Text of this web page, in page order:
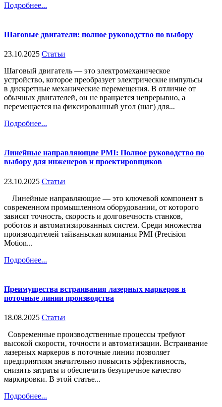
Подробнее...
Шаговые двигатели: полное руководство по выбору
23.10.2025 Статьи
Шаговый двигатель — это электромеханическое
устройство, которое преобразует электрические импульсы
в дискретные механические перемещения. В отличие от
обычных двигателей, он не вращается непрерывно, а
перемещается на фиксированный угол (шаг) для...
Подробнее...
Линейные направляющие PMI: Полное руководство по
выбору для инженеров и проектировщиков
23.10.2025 Статьи
Линейные направляющие — это ключевой компонент в
современном промышленном оборудовании, от которого
зависят точность, скорость и долговечность станков,
роботов и автоматизированных систем. Среди множества
производителей тайваньская компания PMI (Precision
Motion...
Подробнее...
Преимущества встраивания лазерных маркеров в
поточные линии производства
18.08.2025 Статьи
Современные производственные процессы требуют
высокой скорости, точности и автоматизации. Встраивание
лазерных маркеров в поточные линии позволяет
предприятиям значительно повысить эффективность,
снизить затраты и обеспечить безупречное качество
маркировки. В этой статье...
Подробнее...